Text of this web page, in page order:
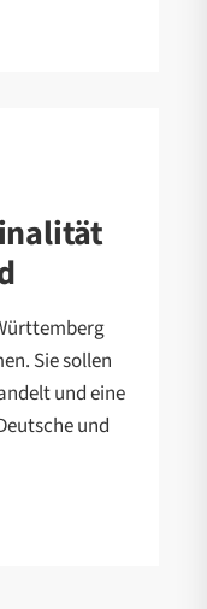
Sie sollen
und eine
und